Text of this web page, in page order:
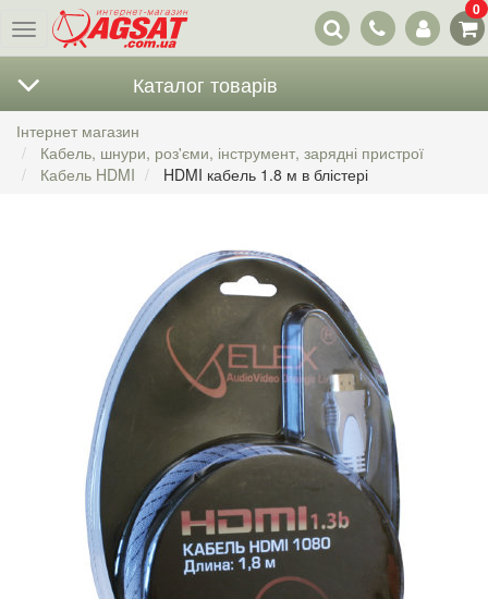
Меню
Наші
контакти
0
Каталог товарів
Інтернет магазин
Кабель, шнури, роз'єми, інструмент, зарядні пристрої
Кабель HDMI
HDMI кабель 1.8 м в блістері